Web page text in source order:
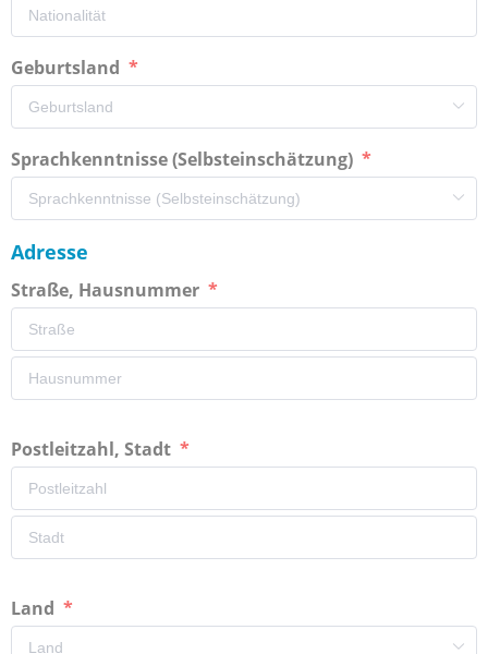
Geburtsland
Sprachkenntnisse (Selbsteinschätzung)
Adresse
Straße, Hausnummer
Postleitzahl, Stadt
Land